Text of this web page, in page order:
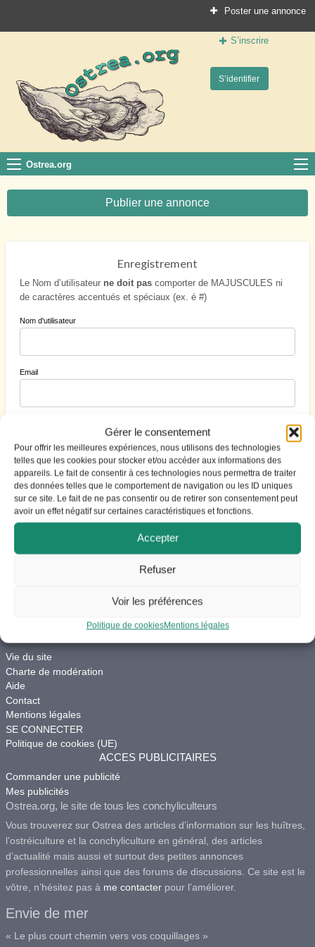
Gérer le consentement
Pour offrir les meilleures expériences, nous utilisons des technologies
telles que les cookies pour stocker et/ou accéder aux informations des
appareils. Le fait de consentir à ces technologies nous permettra de traiter
des données telles que le comportement de navigation ou les ID uniques
sur ce site. Le fait de ne pas consentir ou de retirer son consentement peut
avoir un effet négatif sur certaines caractéristiques et fonctions.
Accepter
Refuser
Voir les préférences
Politique de cookiesMentions légales
Poster une annonce
S’inscrire
S’identifier
Ostrea.org
Le site des professionnels de la conchyliculture
Ostrea.org
Publier une annonce
Enregistrement
Le Nom d’utilisateur ne doit pas comporter de MAJUSCULES ni
de caractères accentués et spéciaux (ex. é #)
Nom d'utilisateur
Email
Cacher
Vie du site
Charte de modération
Aide
Contact
Mentions légales
SE CONNECTER
Politique de cookies (UE)
ACCES PUBLICITAIRES
Commander une publicité
Mes publicités
Ostrea.org, le site de tous les conchyliculteurs
Vous trouverez sur Ostrea des articles d’information sur les huîtres,
l’ostréiculture et la conchyliculture en général, des articles
d’actualité mais aussi et surtout des petites annonces
professionnelles ainsi que des forums de discussions. Ce site est le
vôtre, n’hésitez pas à me contacter pour l’améliorer.
Envie de mer
« Le plus court chemin vers vos coquillages »